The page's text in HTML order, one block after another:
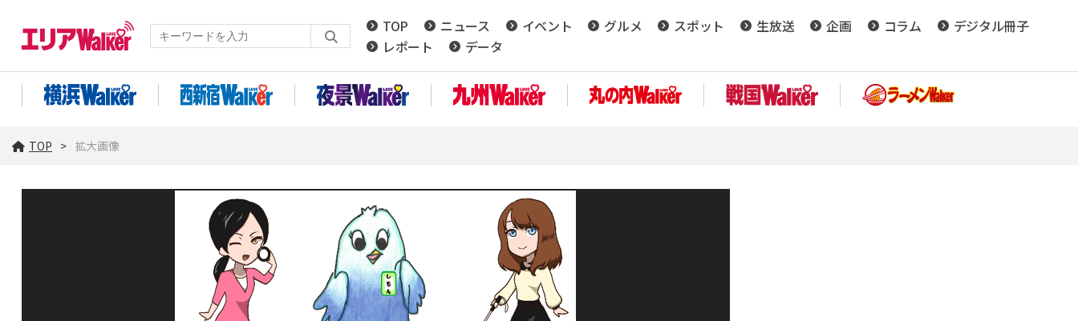
TOP ニュース イベント グルメ スポット 生放送 企画 コラム
デジタル冊子
レポート
データ
TOP 拡大画像